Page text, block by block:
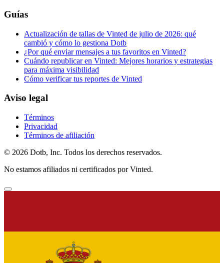
Guías
Actualización de tallas de Vinted de julio de 2026: qué
cambió y cómo lo gestiona Dotb
¿Por qué enviar mensajes a tus favoritos en Vinted?
Cuándo republicar en Vinted: Mejores horarios y estrategias
para máxima visibilidad
Cómo verificar tus reportes de Vinted
Aviso legal
Términos
Privacidad
Términos de afiliación
© 2026 Dotb, Inc. Todos los derechos reservados.
No estamos afiliados ni certificados por Vinted.